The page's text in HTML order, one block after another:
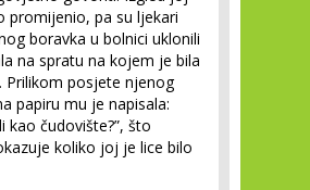
promijenio, pa su ljekari
boravka u bolnici uklonili
na spratu na kojem je bila
Prilikom posjete njenog
papiru mu je napisala:
kao čudovište?”, što
koliko joj je lice bilo